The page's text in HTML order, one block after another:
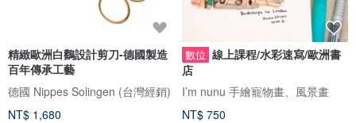
精緻歐洲白鸛設計剪刀-德國製造
百年傳承工藝
德國 Nippes Solingen (台灣經銷)
NT$ 1,680
數位 線上課程/水彩速寫/歐洲書
店
I’m nunu 手繪寵物畫、風景畫
NT$ 750